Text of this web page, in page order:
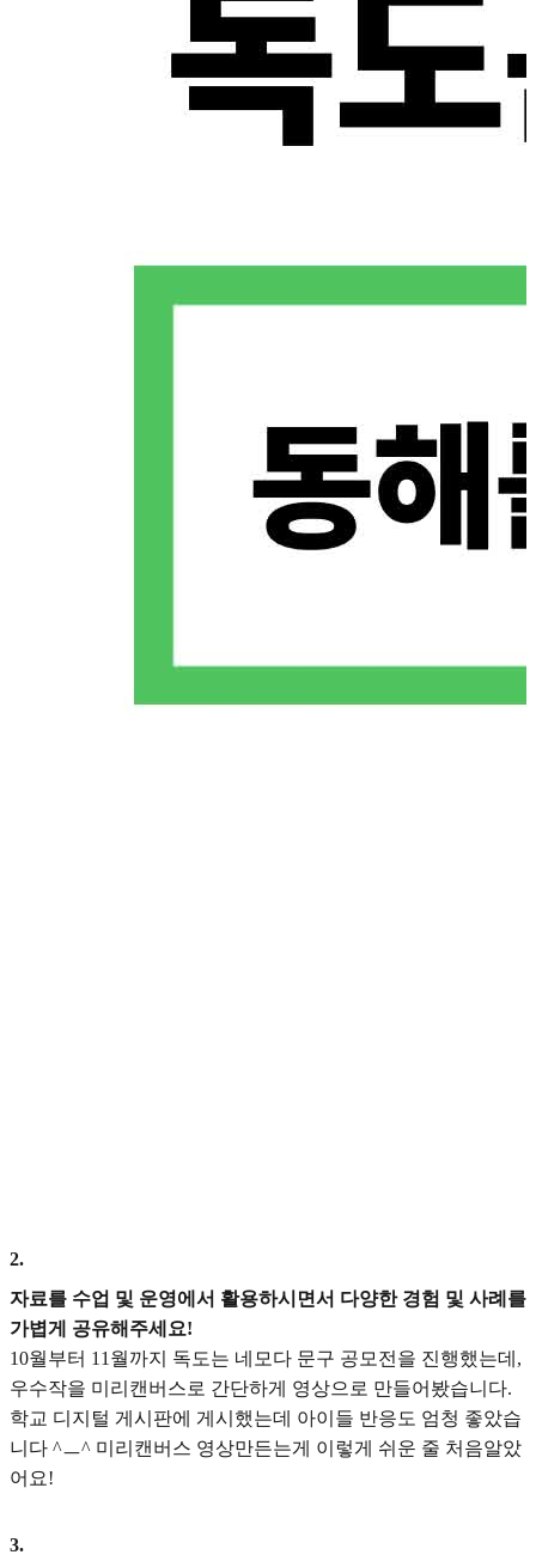
2.
자료를 수업 및 운영에서 활용하시면서 다양한 경험 및 사례를
가볍게 공유해주세요!
10월부터 11월까지 독도는 네모다 문구 공모전을 진행했는데,
우수작을 미리캔버스로 간단하게 영상으로 만들어봤습니다.
학교 디지털 게시판에 게시했는데 아이들 반응도 엄청 좋았습
니다 ^ㅡ^ 미리캔버스 영상만든는게 이렇게 쉬운 줄 처음알았
어요!
3.